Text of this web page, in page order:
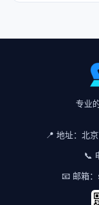
专业
📍 地址： 北
📞
📧 邮箱：